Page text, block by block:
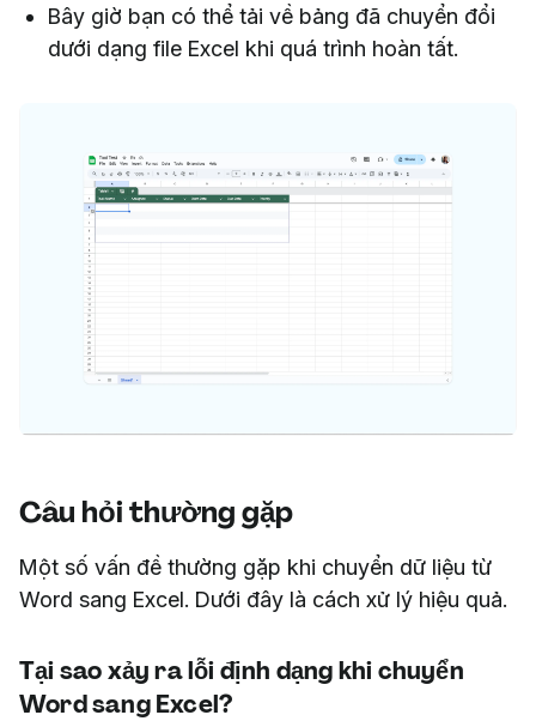
Bây giờ bạn có thể tải về bảng đã chuyển đổi
dưới dạng file Excel khi quá trình hoàn tất.
Câu hỏi thường gặp
Một số vấn đề thường gặp khi chuyển dữ liệu từ
Word sang Excel. Dưới đây là cách xử lý hiệu quả.
Tại sao xảy ra lỗi định dạng khi chuyển
Word sang Excel?